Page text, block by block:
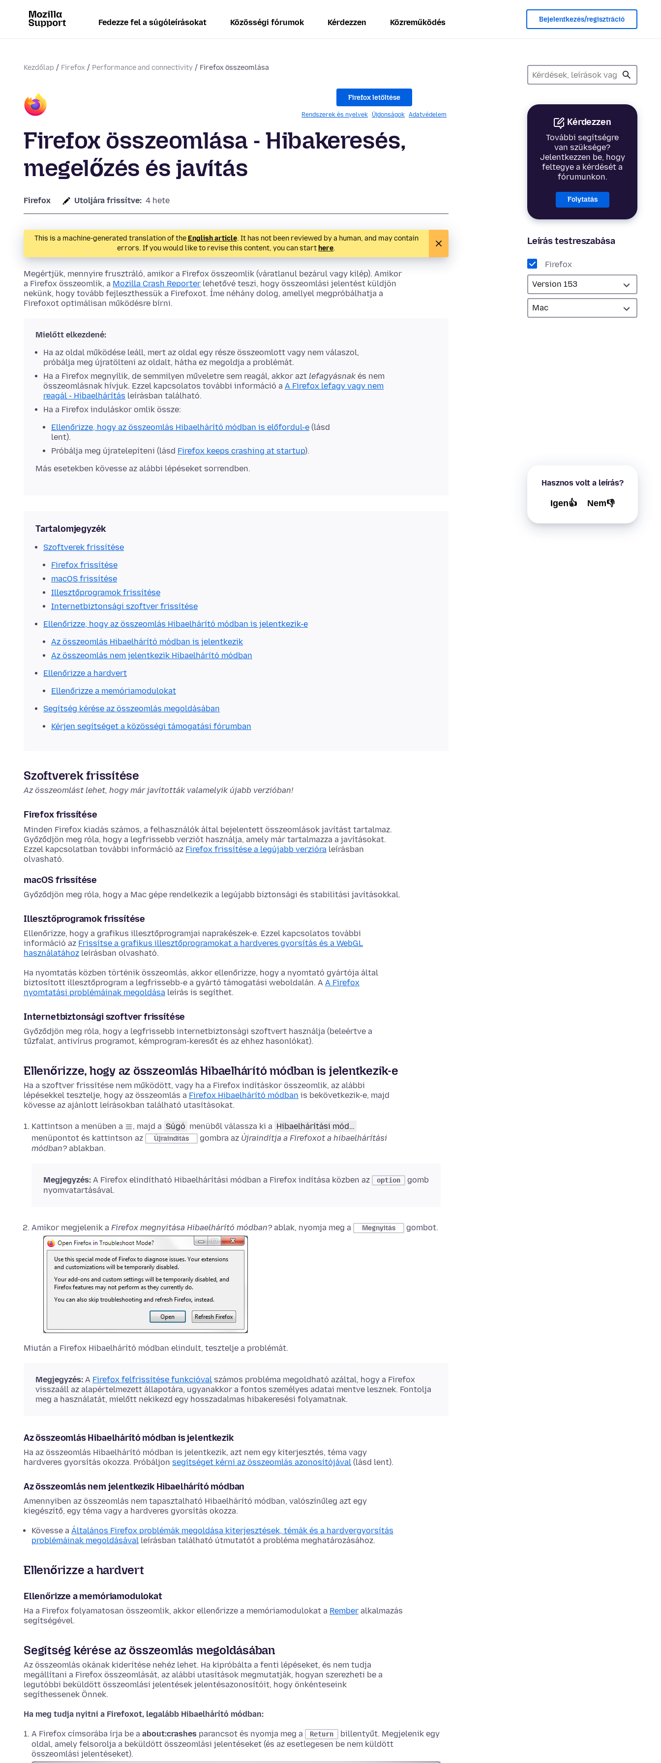
Fedezze fel a súgóleírásokat Közösségi fórumok Kérdezzen Közreműködés Bejelentkezés/regisztráció
Kezdőlap Firefox Performance and connectivity Firefox összeomlása
Kérdezzen
További segítségre
van szüksége?
Jelentkezzen be, hogy
feltegye a kérdését a
fórumunkon.
Folytatás
Leírás testreszabása
Firefox
Hasznos volt a leírás?
Igen👍 Nem👎
Firefox letöltése
Rendszerek és nyelvek Újdonságok Adatvédelem
Firefox összeomlása - Hibakeresés,
megelőzés és javítás
Firefox Utoljára frissítve: 4 hete
This is a machine-generated translation of the English article. It has not been reviewed by a human, and may contain
errors. If you would like to revise this content, you can start here.
Megértjük, mennyire frusztráló, amikor a Firefox összeomlik (váratlanul bezárul vagy kilép). Amikor
a Firefox összeomlik, a Mozilla Crash Reporter lehetővé teszi, hogy összeomlási jelentést küldjön
nekünk, hogy tovább fejleszthessük a Firefoxot. Íme néhány dolog, amellyel megpróbálhatja a
Firefoxot optimálisan működésre bírni.
Mielőtt elkezdené:
Ha az oldal működése leáll, mert az oldal egy része összeomlott vagy nem válaszol,
próbálja meg újratölteni az oldalt, hátha ez megoldja a problémát.
Ha a Firefox megnyílik, de semmilyen műveletre sem reagál, akkor azt lefagyásnakés nem
összeomlásnak hívjuk. Ezzel kapcsolatos további információ a A Firefox lefagy vagy nem
reagál - Hibaelhárítás leírásban található.
Ha a Firefox induláskor omlik össze:
Ellenőrizze, hogy az összeomlás Hibaelhárító módban is előfordul-e (lásd
lent).
Próbálja meg újratelepíteni (lásd Firefox keeps crashing at startup).
Más esetekben kövesse az alábbi lépéseket sorrendben.
Tartalomjegyzék
Szoftverek frissítése
Firefox frissítése
macOS frissítése
Illesztőprogramok frissítése
Internetbiztonsági szoftver frissítése
Ellenőrizze, hogy az összeomlás Hibaelhárító módban is jelentkezik-e
Az összeomlás Hibaelhárító módban is jelentkezik
Az összeomlás nem jelentkezik Hibaelhárító módban
Ellenőrizze a hardvert
Ellenőrizze a memóriamodulokat
Segítség kérése az összeomlás megoldásában
Kérjen segítséget a közösségi támogatási fórumban
Szoftverek frissítése
Az összeomlást lehet, hogy már javították valamelyik újabb verzióban!
Firefox frissítése
Minden Firefox kiadás számos, a felhasználók által bejelentett összeomlások javítást tartalmaz.
Győződjön meg róla, hogy a legfrissebb verziót használja, amely már tartalmazza a javításokat.
Ezzel kapcsolatban további információ az Firefox frissítése a legújabb verzióra leírásban
olvasható.
macOS frissítése
Győződjön meg róla, hogy a Mac gépe rendelkezik a legújabb biztonsági és stabilitási javításokkal.
Illesztőprogramok frissítése
Ellenőrizze, hogy a grafikus illesztőprogramjai naprakészek-e. Ezzel kapcsolatos további
információ az Frissítse a grafikus illesztőprogramokat a hardveres gyorsítás és a WebGL
használatához leírásban olvasható.
Ha nyomtatás közben történik összeomlás, akkor ellenőrizze, hogy a nyomtató gyártója által
biztosított illesztőprogram a legfrissebb-e a gyártó támogatási weboldalán. A A Firefox
nyomtatási problémáinak megoldása leírás is segíthet.
Internetbiztonsági szoftver frissítése
Győződjön meg róla, hogy a legfrissebb internetbiztonsági szoftvert használja (beleértve a
tűzfalat, antivírus programot, kémprogram-keresőt és az ehhez hasonlókat).
Ellenőrizze, hogy az összeomlás Hibaelhárító módban is jelentkezik-e
Ha a szoftver frissítése nem működött, vagy ha a Firefox indításkor összeomlik, az alábbi
lépésekkel tesztelje, hogy az összeomlás a Firefox Hibaelhárító módban is bekövetkezik-e, majd
kövesse az ajánlott leírásokban található utasításokat.
Kattintson a menüben a , majd a Súgó menüből válassza ki a Hibaelhárítási mód…
menüpontot és kattintson az
Újraindítás gombra az Újraindítja a Firefoxot a hibaelhárítási
módban? ablakban.
Megjegyzés: A Firefox elindítható Hibaelhárítási módban a Firefox indítása közben az option
gomb
nyomvatartásával.
Amikor megjelenik a Firefox megnyitása Hibaelhárító módban? ablak, nyomja meg a Megnyitás gombot.
Miután a Firefox Hibaelhárító módban elindult, tesztelje a problémát.
Megjegyzés: A Firefox felfrissítése funkcióval számos probléma megoldható azáltal, hogy a Firefox
visszaáll az alapértelmezett állapotára, ugyanakkor a fontos személyes adatai mentve lesznek. Fontolja
meg a használatát, mielőtt nekikezd egy hosszadalmas hibakeresési folyamatnak.
Az összeomlás Hibaelhárító módban is jelentkezik
Ha az összeomlás Hibaelhárító módban is jelentkezik, azt nem egy kiterjesztés, téma vagy
hardveres gyorsítás okozza. Próbáljon segítséget kérni az összeomlás azonosítójával (lásd lent).
Az összeomlás nem jelentkezik Hibaelhárító módban
Amennyiben az összeomlás nem tapasztalható Hibaelhárító módban, valószínűleg azt egy
kiegészítő, egy téma vagy a hardveres gyorsítás okozza.
Kövesse a Általános Firefox problémák megoldása kiterjesztések, témák és a hardvergyorsítás
problémáinak megoldásával leírásban található útmutatót a probléma meghatározásához.
Ellenőrizze a hardvert
Ellenőrizze a memóriamodulokat
Ha a Firefox folyamatosan összeomlik, akkor ellenőrizze a memóriamodulokat a Rember alkalmazás
segítségével.
Segítség kérése az összeomlás megoldásában
Az összeomlás okának kiderítése nehéz lehet. Ha kipróbálta a fenti lépéseket, és nem tudja
megállítani a Firefox összeomlását, az alábbi utasítások megmutatják, hogyan szerezheti be a
legutóbbi beküldött összeomlási jelentések jelentésazonosítóit, hogy önkénteseink
segíthessenek Önnek.
Ha meg tudja nyitni a Firefoxot, legalább Hibaelhárító módban:
A Firefox címsorába írja be a about:crashes parancsot és nyomja meg a Return
billentyűt. Megjelenik egy
oldal, amely felsorolja a beküldött összeomlási jelentéseket (és az esetlegesen be nem küldött
összeomlási jelentéseket).